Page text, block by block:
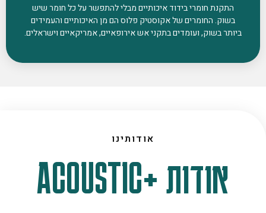
התקנת חומרי בידוד איכותיים מבלי להתפשר על כל חומר שיש
בשוק. החומרים של אקוסטיק פלוס הם מן האיכותיים והעמידים
ביותר בשוק, ועומדים בתקני אש אירופאיים, אמריקאיים וישראלים.
אודותינו
אודות +ACOUSTIC